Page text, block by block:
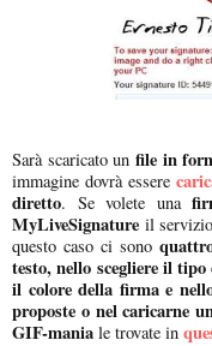
Sarà scaricato unfile in
immagine dovrà essere
diretto. Se volete una
MyLiveSignature il
questo caso ci sono
testo, nello scegliere il
il colore della firma e
proposte o nel caricarne
GIF-mania le trovate in